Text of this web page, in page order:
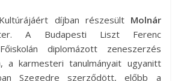
díjban részesült Molnár
A Budapesti Liszt Ferenc
diplomázott zeneszerzés
a karmesteri tanulmányait ugyanitt
Szegedre szerződött, előbb a